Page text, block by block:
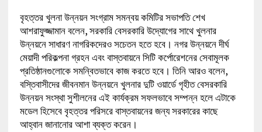
বৃহত্তর খুলনা উন্নয়ন সংগ্রাম সমন্বয় কমিটির সভাপতি শেখ
আশরাফুজ্জামান বলেন, সরকারি বেসরকারি উদ্যোগের সাথে খুলনার
উন্নয়নে সাধারণ নাগরিকদেরও সচেতন হতে হবে। নগর উন্নয়নে দীর্ঘ
মেয়াদী পরিকল্পনা গ্রহন এবং বাস্তবায়নে সিটি কর্পোরেশনের সেবামূলক
প্রতিষ্ঠানগুলোকে সমন্বিতভাবে কাজ করতে হবে। তিনি আরও বলেন,
বস্তিবাসীদের জীবনমান উন্নয়নে খুলনার দুটি ওয়ার্ডে গৃহীত বেসরকারি
উন্নয়ন সংস্থা সুশীলনের এই কার্যক্রম সফলভাবে সম্পন্ন হলে এটাকে
মডেল হিসেবে বৃহত্তর পরিসরে বাস্তবায়নের জন্য সরকারের কাছে
আহ্বান জানানোর আশা ব্যক্ত করেন।